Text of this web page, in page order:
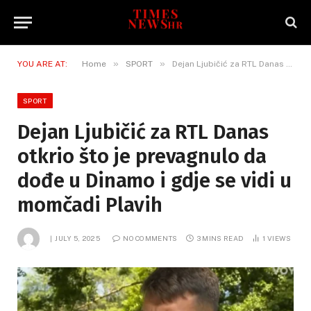
YOU ARE AT: Home » SPORT » Dejan Ljubičić za RTL Danas otkrio što je prevagnulo da dođe u Dinamo i gdje se vidi u momčadi Plavih
SPORT
Dejan Ljubičić za RTL Danas
otkrio što je prevagnulo da
dođe u Dinamo i gdje se vidi u
momčadi Plavih
JULY 5, 2025 NO COMMENTS 3 MINS READ 1VIEWS